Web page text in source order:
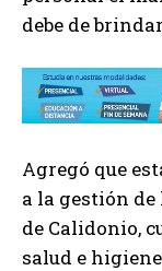
debe de
Agregó que
a la gestión
de Calidonio,
salud e